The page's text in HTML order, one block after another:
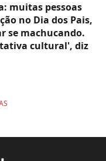
muitas pessoas
no Dia dos Pais,
se machucando.
cultural', diz